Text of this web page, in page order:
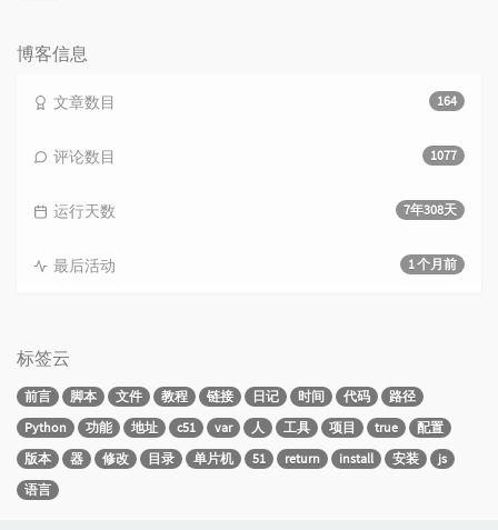
博客信息
164
文章数目
1077
评论数目
7年308天
运行天数
1 个月前
最后活动
标签云
前言 脚本 文件 教程 链接 日记 时间 代码
路径
Python
功能 地址 c51 var 人 工具 项目 true
配置
版本
器 修改 目录 单片机 51 return install 安装
js
语言